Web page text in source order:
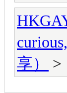
享）
>